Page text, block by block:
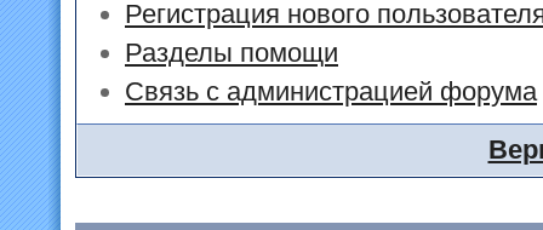
Регистрация нового
Разделы помощи
Связь с администрацией форума